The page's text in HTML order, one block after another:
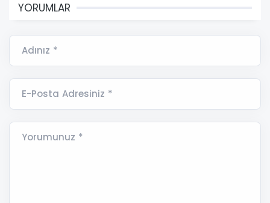
YORUMLAR
Adınız *
E-Posta Adresiniz *
Yorumunuz *